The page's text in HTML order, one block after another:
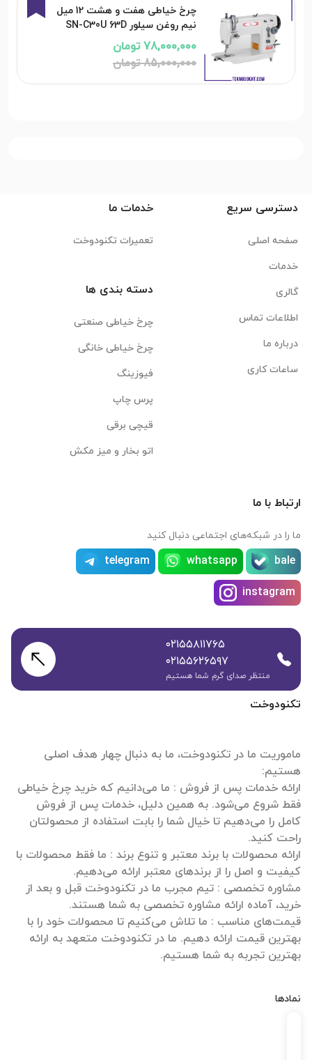
چرخ خیاطی هفت و هشت 12 میل
نیم روغن سیلور SN-C30U 63D
78,000,000 تومان
85,000,000 تومان
تکنودوخت
ماموریت ما در تکنودوخت، ما به دنبال چهار هدف اصلی
ارائه خدمات پس از فروش : ما می‌دانیم که خرید چرخ خیاطی
فقط شروع می‌شود. به همین دلیل، خدمات پس از فروش
کامل را می‌دهیم تا خیال شما را بابت استفاده از محصولتان
ارائه محصولات با برند معتبر و تنوع برند : ما فقط محصولات با
مشاوره تخصصی : تیم مجرب ما در تکنودوخت قبل و بعد از
قیمت‌های مناسب : ما تلاش می‌کنیم تا محصولات خود را با
بهترین قیمت ارائه دهیم. ما در تکنودوخت متعهد به ارائه
بهترین تجربه به شما هستیم.
نمادها
دسترسی سریع
صفحه اصلی
خدمات
گالری
اطلاعات تماس
درباره ما
ساعات کاری
خدمات ما
تعمیرات تکنودوخت
دسته بندی ها
چرخ خیاطی صنعتی
چرخ خیاطی خانگی
فیوزینگ
پرس چاپ
قیچی برقی
اتو بخار و میز مکش
ارتباط با ما
ما را در شبکه‌های اجتماعی دنبال کنید
bale
whatsapp
telegram
instagram
۰۲۱۵۵۸۱۱۷۶۵
۰۲۱۵۵۶۲۶۵۹۷
منتظر صدای گرم شما هستیم